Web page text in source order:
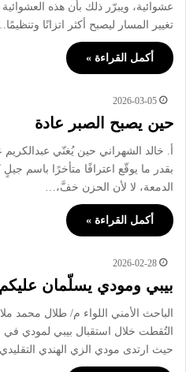
عشوائية، ويبرّر ذلك بأن هذه
تغيير المسار ليصبح أكثر اتزانًا
أكمل القراءة »
2026-03-05
حين يصبح الصبر عادة
أ. خالد الشهراني حين يُغنّي عبدالكريم
بقدر ما يوقّع اعترافًا متأخرًا باسم
الدمعة، لا لأن الحزن خفَّ،…
أكمل القراءة »
2026-02-28
بيبي ومودي يسلّمان عليكم
الباحث الأمني اللواء م/ طلال محمد
التُقطت خلال استقبال بيبي لمودي
حيث ارتدى مودي الزي الهندي